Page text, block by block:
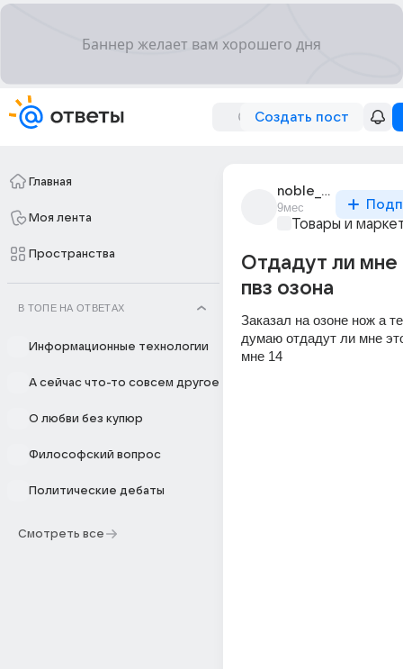
Создать пост
Главная
Моя лента
Пространства
В ТОПЕ НА ОТВЕТАХ
Информационные технологии
А сейчас что-то совсем другое
О любви без купюр
Философский вопрос
Политические дебаты
Смотреть все
noble_9569
9мес
Товары и
Отдадут ли мне
пвз озона
Заказал на озоне нож а
думаю отдадут ли мне
мне 14